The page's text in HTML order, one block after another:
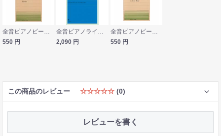
550 円
2,090 円
550 円
この商品のレビュー ☆☆☆☆☆ (0)
レビューを書く